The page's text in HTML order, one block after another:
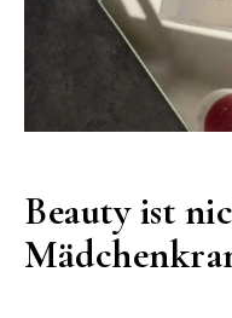
Beauty ist